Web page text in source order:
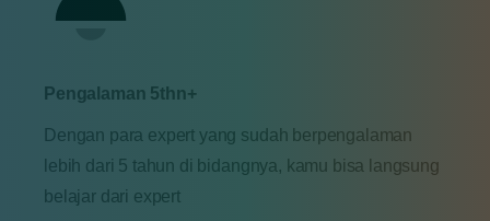
Pengalaman 5thn+
Dengan para expert yang sudah berpengalaman
lebih dari 5 tahun di bidangnya, kamu bisa langsung
belajar dari expert